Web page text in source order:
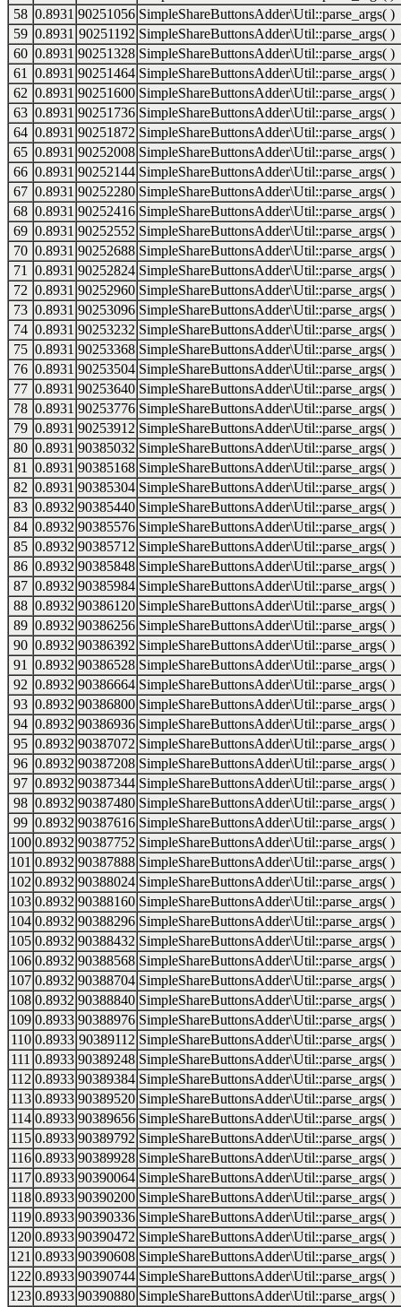
58 0.8931 90251056 SimpleShareButtonsAdder\Util::parse_args( )
59 0.8931 90251192 SimpleShareButtonsAdder\Util::parse_args( )
60 0.8931 90251328 SimpleShareButtonsAdder\Util::parse_args( )
61
0.8931 90251464 SimpleShareButtonsAdder\Util::parse_args( )
62 0.8931 90251600 SimpleShareButtonsAdder\Util::parse_args( )
63 0.8931 90251736 SimpleShareButtonsAdder\Util::parse_args( )
64 0.8931 90251872 SimpleShareButtonsAdder\Util::parse_args( )
65 0.8931 90252008 SimpleShareButtonsAdder\Util::parse_args( )
66 0.8931 90252144 SimpleShareButtonsAdder\Util::parse_args( )
67 0.8931 90252280 SimpleShareButtonsAdder\Util::parse_args( )
68 0.8931 90252416 SimpleShareButtonsAdder\Util::parse_args( )
69 0.8931 90252552 SimpleShareButtonsAdder\Util::parse_args( )
70 0.8931 90252688 SimpleShareButtonsAdder\Util::parse_args( )
71
0.8931 90252824 SimpleShareButtonsAdder\Util::parse_args( )
72 0.8931 90252960 SimpleShareButtonsAdder\Util::parse_args( )
73 0.8931 90253096 SimpleShareButtonsAdder\Util::parse_args( )
74 0.8931 90253232 SimpleShareButtonsAdder\Util::parse_args( )
75 0.8931 90253368 SimpleShareButtonsAdder\Util::parse_args( )
76 0.8931 90253504 SimpleShareButtonsAdder\Util::parse_args( )
77 0.8931 90253640 SimpleShareButtonsAdder\Util::parse_args( )
78 0.8931 90253776 SimpleShareButtonsAdder\Util::parse_args( )
79 0.8931 90253912 SimpleShareButtonsAdder\Util::parse_args( )
80 0.8931 90385032 SimpleShareButtonsAdder\Util::parse_args( )
81
0.8931 90385168 SimpleShareButtonsAdder\Util::parse_args( )
82 0.8931 90385304 SimpleShareButtonsAdder\Util::parse_args( )
83 0.8932 90385440 SimpleShareButtonsAdder\Util::parse_args( )
84 0.8932 90385576 SimpleShareButtonsAdder\Util::parse_args( )
85 0.8932 90385712 SimpleShareButtonsAdder\Util::parse_args( )
86 0.8932 90385848 SimpleShareButtonsAdder\Util::parse_args( )
87 0.8932 90385984 SimpleShareButtonsAdder\Util::parse_args( )
88 0.8932 90386120 SimpleShareButtonsAdder\Util::parse_args( )
89 0.8932 90386256 SimpleShareButtonsAdder\Util::parse_args( )
90 0.8932 90386392 SimpleShareButtonsAdder\Util::parse_args( )
91
0.8932 90386528 SimpleShareButtonsAdder\Util::parse_args( )
92 0.8932 90386664 SimpleShareButtonsAdder\Util::parse_args( )
93 0.8932 90386800 SimpleShareButtonsAdder\Util::parse_args( )
94 0.8932 90386936 SimpleShareButtonsAdder\Util::parse_args( )
95 0.8932 90387072 SimpleShareButtonsAdder\Util::parse_args( )
96 0.8932 90387208 SimpleShareButtonsAdder\Util::parse_args( )
97 0.8932 90387344 SimpleShareButtonsAdder\Util::parse_args( )
98 0.8932 90387480 SimpleShareButtonsAdder\Util::parse_args( )
99 0.8932 90387616 SimpleShareButtonsAdder\Util::parse_args( )
100 0.8932 90387752 SimpleShareButtonsAdder\Util::parse_args( )
101 0.8932 90387888 SimpleShareButtonsAdder\Util::parse_args( )
102 0.8932 90388024 SimpleShareButtonsAdder\Util::parse_args( )
103 0.8932 90388160 SimpleShareButtonsAdder\Util::parse_args( )
104 0.8932 90388296 SimpleShareButtonsAdder\Util::parse_args( )
105 0.8932 90388432 SimpleShareButtonsAdder\Util::parse_args( )
106 0.8932 90388568 SimpleShareButtonsAdder\Util::parse_args( )
107 0.8932 90388704 SimpleShareButtonsAdder\Util::parse_args( )
108 0.8932 90388840 SimpleShareButtonsAdder\Util::parse_args( )
109 0.8933 90388976 SimpleShareButtonsAdder\Util::parse_args( )
110 0.8933 90389112 SimpleShareButtonsAdder\Util::parse_args( )
111 0.8933 90389248 SimpleShareButtonsAdder\Util::parse_args( )
112 0.8933 90389384 SimpleShareButtonsAdder\Util::parse_args( )
113 0.8933 90389520 SimpleShareButtonsAdder\Util::parse_args( )
114 0.8933 90389656 SimpleShareButtonsAdder\Util::parse_args( )
115 0.8933 90389792 SimpleShareButtonsAdder\Util::parse_args( )
116 0.8933 90389928 SimpleShareButtonsAdder\Util::parse_args( )
117 0.8933 90390064 SimpleShareButtonsAdder\Util::parse_args( )
118 0.8933 90390200 SimpleShareButtonsAdder\Util::parse_args( )
119 0.8933 90390336 SimpleShareButtonsAdder\Util::parse_args( )
120 0.8933 90390472 SimpleShareButtonsAdder\Util::parse_args( )
121 0.8933 90390608 SimpleShareButtonsAdder\Util::parse_args( )
122 0.8933 90390744 SimpleShareButtonsAdder\Util::parse_args( )
123 0.8933 90390880 SimpleShareButtonsAdder\Util::parse_args( )